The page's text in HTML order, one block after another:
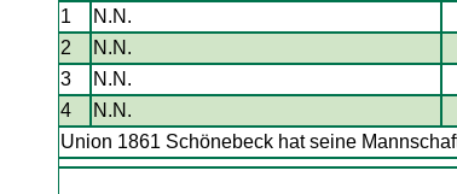
1 N.N.
2
N.N.
3
N.N.
4
N.N.
Union 1861 Schönebeck hat seine